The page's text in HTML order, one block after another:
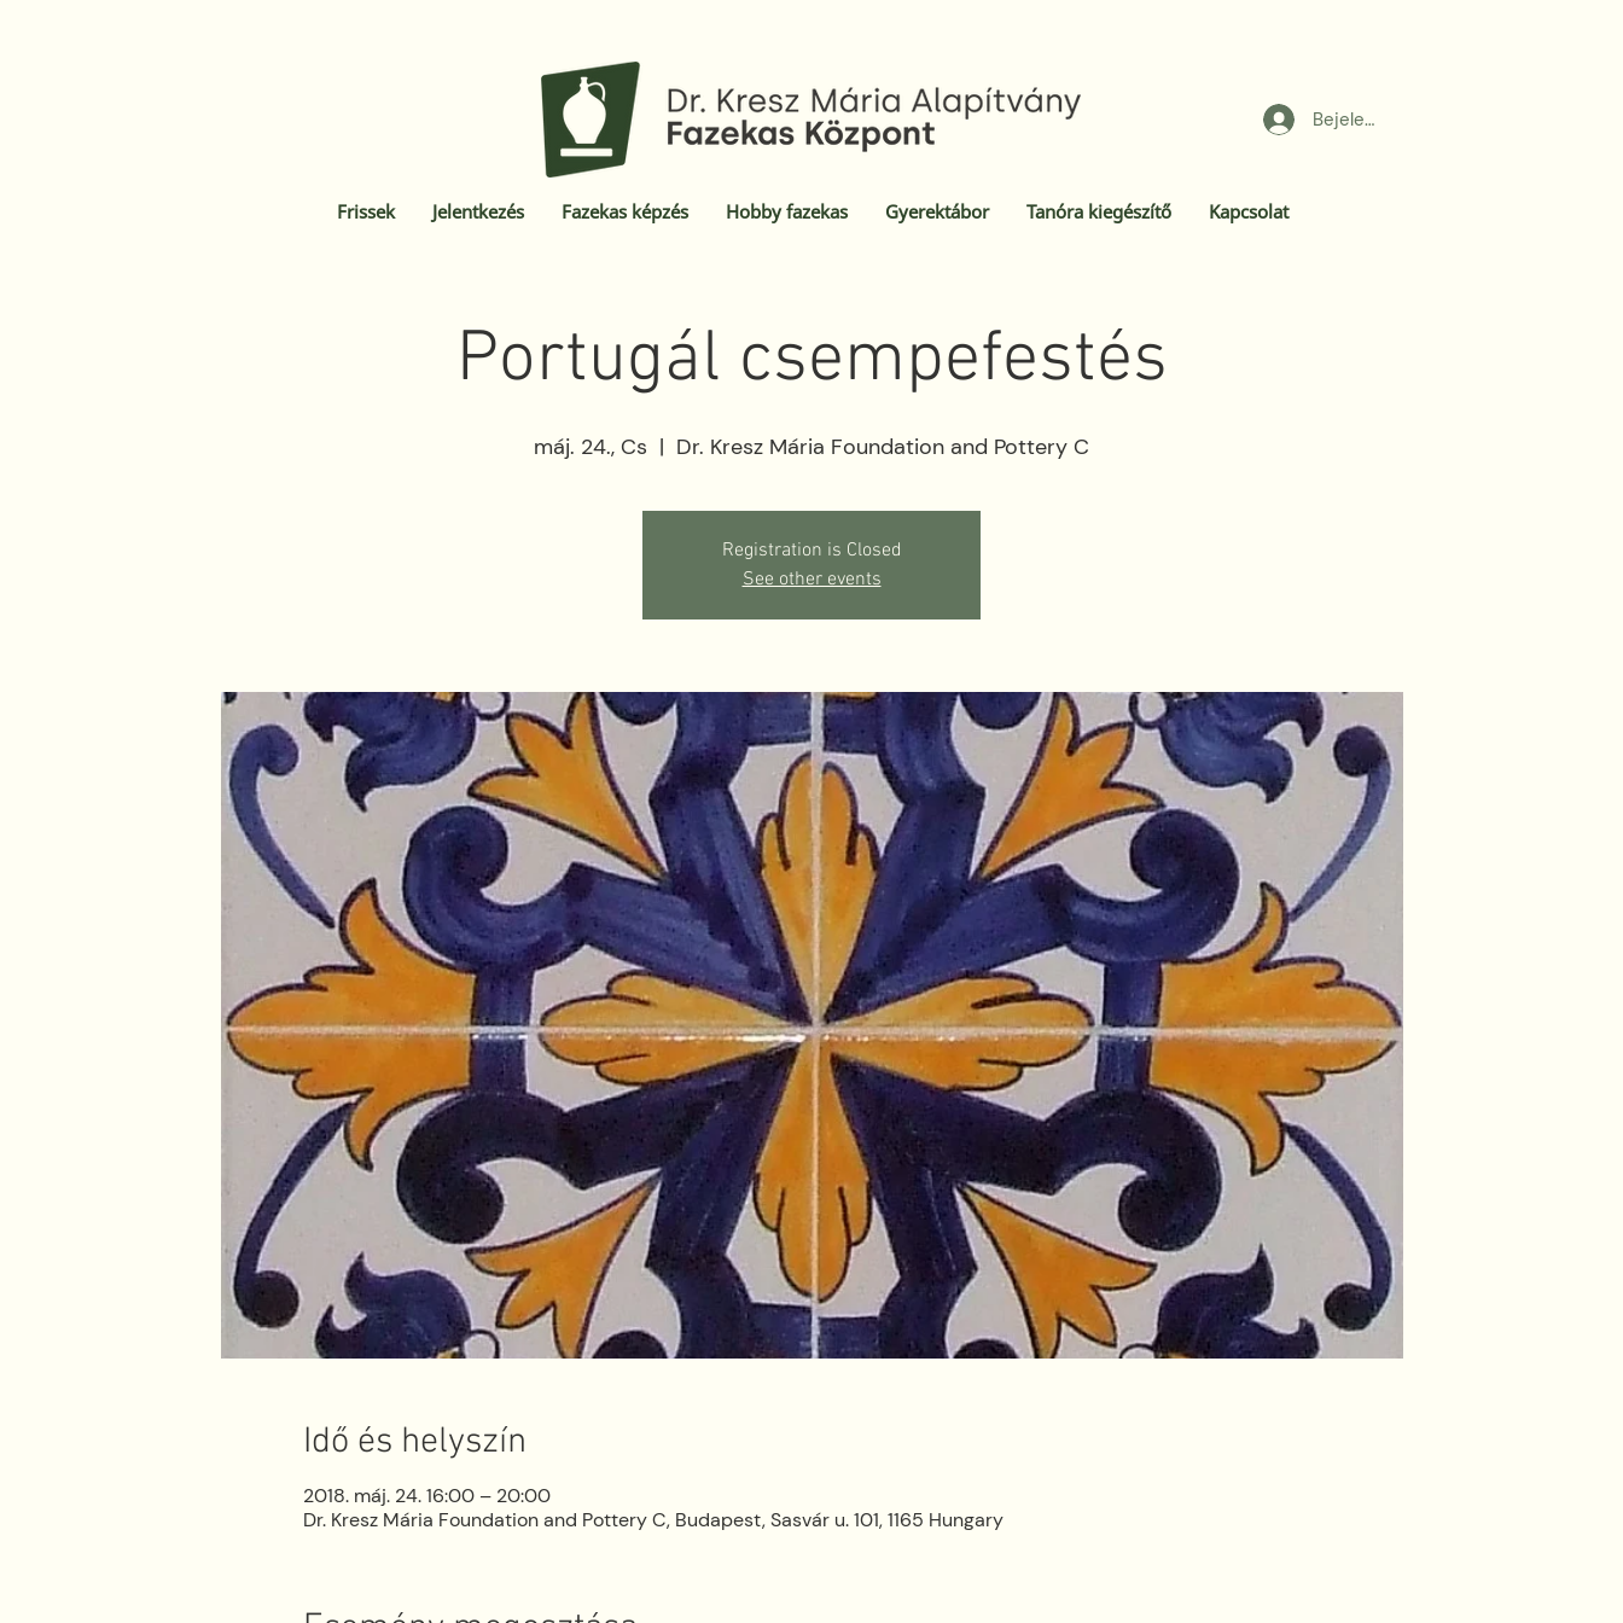
Bejelentkezés
Frissek Jelentkezés Fazekas képzés Hobby fazekas Gyerektábor Tanóra kiegészítő Kapcsolat
Portugál csempefestés
máj. 24., Cs
  |
Dr. Kresz Mária Foundation and Pottery C
Registration is Closed
See other events
Idő és helyszín
2018. máj. 24. 16:00 – 20:00
Dr. Kresz Mária Foundation and Pottery C, Budapest, Sasvár u. 101, 1165 Hungary